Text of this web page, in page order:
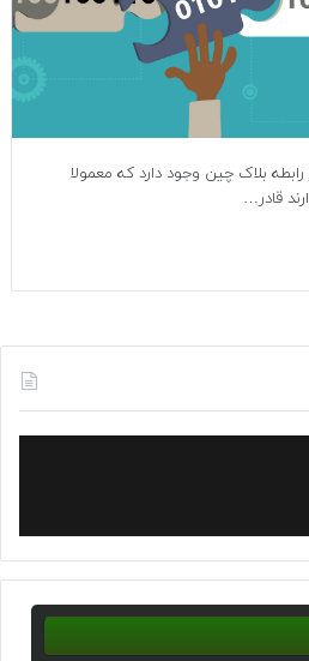
بلاک چین وجود دارد که معمولا
قادر…